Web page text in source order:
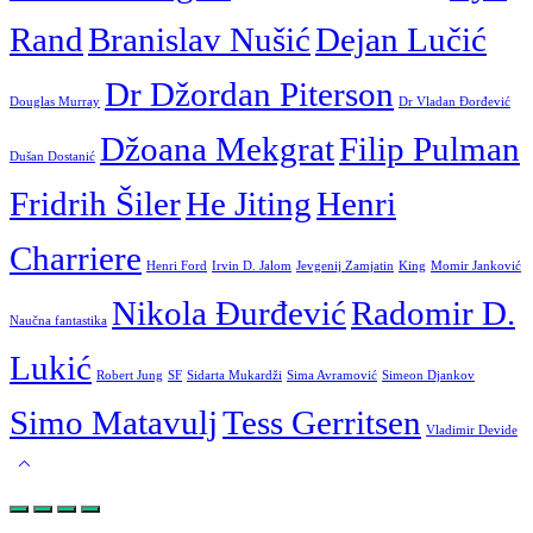
RandBranislav NušićDejan Lučić
Douglas Murray Dr Džordan Piterson Dr Vladan Đorđević
Dušan Dostanić Džoana MekgratFilip Pulman
Fridrih ŠilerHe JitingHenri
Charriere Henri Ford Irvin D. Jalom Jevgenij Zamjatin King Momir Janković
Naučna fantastika Nikola ĐurđevićRadomir D.
Lukić Robert Jung SF Sidarta Mukardži Sima Avramović Simeon Djankov
Simo MatavuljTess Gerritsen Vladimir Devide